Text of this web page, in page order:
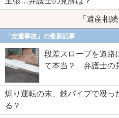
「遺産相
「交通事故」の最新記事
段差スロープを道路
て本当？ 弁護士の
煽り運転の末、鉄パイプで殴
る？